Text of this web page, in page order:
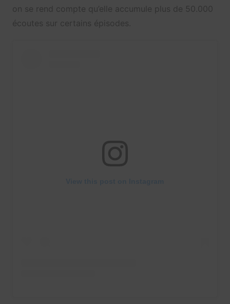
on se rend compte qu’elle accumule plus de 50.000
écoutes sur certains épisodes.